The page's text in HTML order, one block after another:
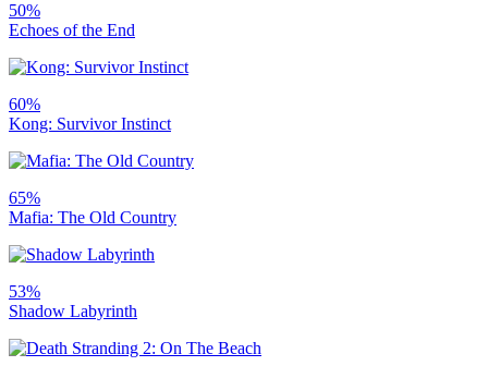
50%
Echoes of the End
60%
Kong: Survivor Instinct
65%
Mafia: The Old Country
53%
Shadow Labyrinth